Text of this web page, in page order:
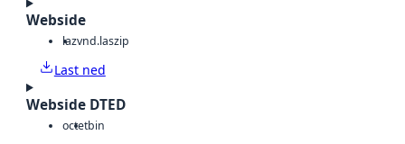
Webside
lazvnd.laszip
Last ned
Webside DTED
octetbin